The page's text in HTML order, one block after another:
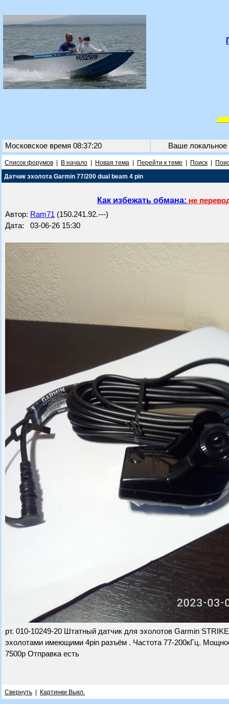
Московское время 08:37:20 Ваше
Список форумов В начало Новая тема Перейти к теме Поиск
Датчик эхолота Garmin 77/200 dual beam 4 pin
Как избежать обмана: не
Автор: Ram71 (150.241.92.---)
Дата: 03-06-26 15:30
рт. 010-10249-20 Штатный датчик для эхолотов Garmin
эхолотами имеющими 4pin разъём . Частота 77-200кГц.
7500р Отправка есть
Свернуть Картинки Выкл.